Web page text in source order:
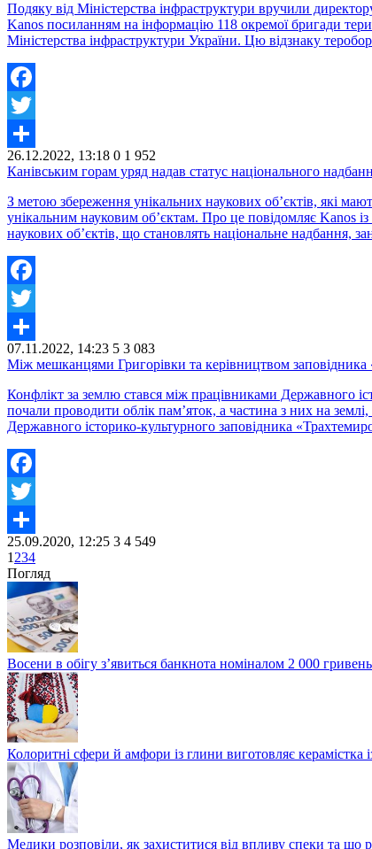
Подяку від Міністерства інфраструктури вручили
Kanos посиланням на інформацію 118 окремої бригади
Міністерства інфраструктури України. Цю відзнаку
Facebook
Twitter
Share
26.12.2022, 13:18 0 1 952
Канівським горам уряд надав статус національного
З метою збереження унікальних наукових об’єктів, які
унікальним науковим об’єктам. Про це повідомляє Kanos
наукових об’єктів, що становлять національне надбання,
Facebook
Twitter
Share
07.11.2022, 14:23 5 3 083
Між мешканцями Григорівки та керівництвом заповідника
Конфлікт за землю стався між працівниками Державного
почали проводити облік пам’яток, а частина з них на
Державного історико-культурного заповідника
Facebook
Twitter
Share
25.09.2020, 12:25 3 4 549
1 234
Погляд
Восени в обігу з’явиться банкнота номіналом 2 000
Колоритні сфери й амфори із глини виготовляє керамістка
Медики розповіли, як захиститися від впливу спеки та що